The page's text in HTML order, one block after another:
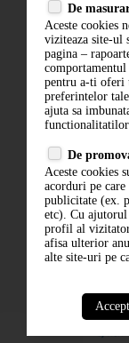
Politica de
ANPC
ABONARE
De
Aceste cookies
viziteaza site-ul
pagina –
pentru a-ti oferi
preferintelor
ajuta sa
functionalitatilor
De
Aceste cookies
acorduri pe
publicitate (ex.
etc). Cu ajutorul
profil al
afisa ulterior
alte site-uri pe